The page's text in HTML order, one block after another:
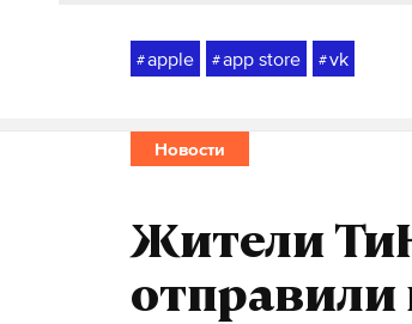
#apple #app store #vk
Новости
Жители
отправили